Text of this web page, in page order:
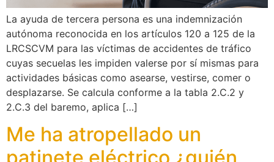
La ayuda de tercera persona es una indemnización
autónoma reconocida en los artículos 120 a 125 de la
LRCSCVM para las víctimas de accidentes de tráfico
cuyas secuelas les impiden valerse por sí mismas para
actividades básicas como asearse, vestirse, comer o
desplazarse. Se calcula conforme a la tabla 2.C.2 y
2.C.3 del baremo, aplica […]
Me ha atropellado un